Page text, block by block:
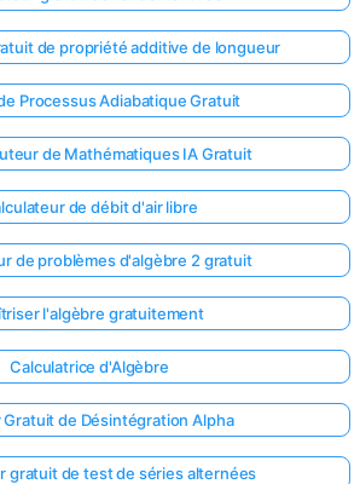
de propriété additive de longueur
Processus Adiabatique Gratuit
de Mathématiques IA Gratuit
de débit d'air libre
de problèmes d'algèbre 2 gratuit
l'algèbre gratuitement
Calculatrice d'Algèbre
Gratuit de Désintégration Alpha
gratuit de test de séries alternées